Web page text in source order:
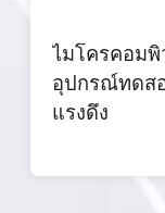
ไมโครคอมพิ
อุปกรณ์ทดส
แรงดึง